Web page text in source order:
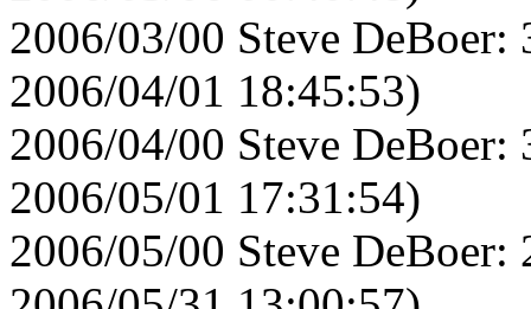
2006/03/00 Steve
2006/04/01 18:45:53)
2006/04/00 Steve
2006/05/01 17:31:54)
2006/05/00 Steve